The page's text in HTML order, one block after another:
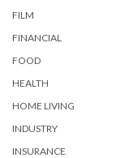
FILM
FINANCIAL
FOOD
HEALTH
HOME LIVING
INDUSTRY
INSURANCE